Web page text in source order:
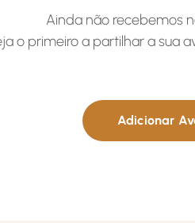
Ainda não recebemos
o primeiro a partilhar a sua
Adicionar